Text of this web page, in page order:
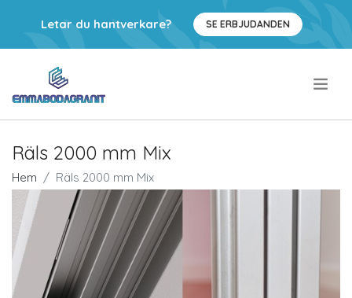
Letar du hantverkare? SE ERBJUDANDEN
Räls 2000 mm Mix
Hem Räls 2000 mm Mix